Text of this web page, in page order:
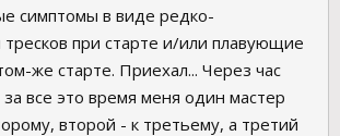
симптомы в виде редко-
при старте и/или плавующие
же старте. Приехал... Через час
все это время меня один мастер
второй - к третьему, а третий